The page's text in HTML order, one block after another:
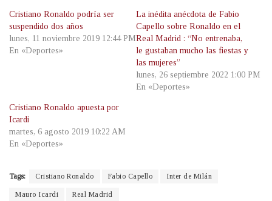
Cristiano Ronaldo podría ser
suspendido dos años
lunes, 11 noviembre 2019 12:44 PM
En «Deportes»
La inédita anécdota de Fabio
Capello sobre Ronaldo en el
Real Madrid : “No entrenaba,
le gustaban mucho las fiestas y
las mujeres”
lunes, 26 septiembre 2022 1:00 PM
En «Deportes»
Cristiano Ronaldo apuesta por
Icardi
martes, 6 agosto 2019 10:22 AM
En «Deportes»
Tags: Cristiano Ronaldo Fabio Capello Inter de Milán
Mauro Icardi Real Madrid